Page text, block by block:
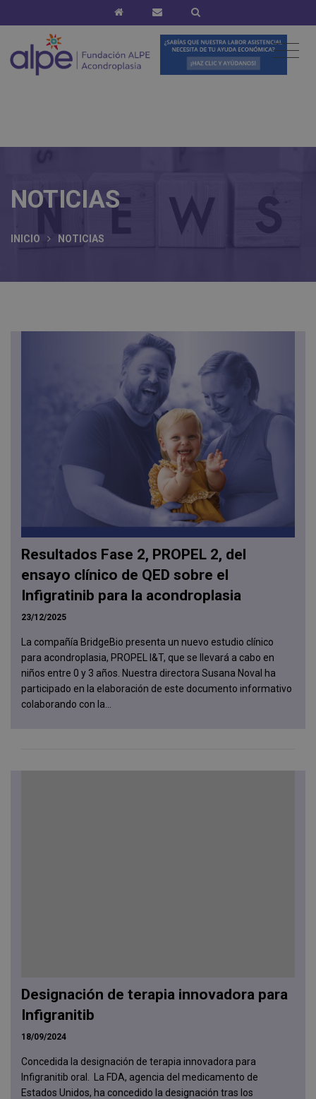
NOTICIAS
INICIO NOTICIAS
Resultados Fase 2, PROPEL 2, del
ensayo clínico de QED sobre el
Infigratinib para la acondroplasia
23/12/2025
La compañía BridgeBio presenta un nuevo estudio clínico
para acondroplasia, PROPEL I&T, que se llevará a cabo en
niños entre 0 y 3 años. Nuestra directora Susana Noval ha
participado en la elaboración de este documento informativo
colaborando con la...
Designación de terapia innovadora para
Infigranitib
18/09/2024
Concedida la designación de terapia innovadora para
Infigranitib oral. La FDA, agencia del medicamento de
Estados Unidos, ha concedido la designación tras los